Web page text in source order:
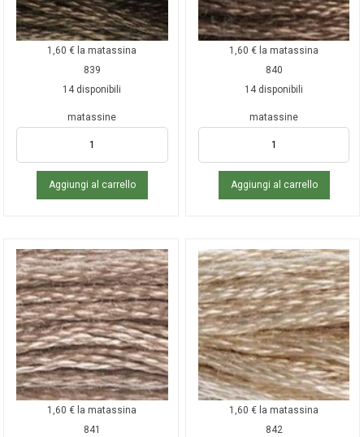
1,60€ la matassina
839
14 disponibili
matassine
Aggiungi al carrello
1,60€ la matassina
840
14 disponibili
matassine
Aggiungi al carrello
1,60€ la matassina
841
1,60€ la matassina
842